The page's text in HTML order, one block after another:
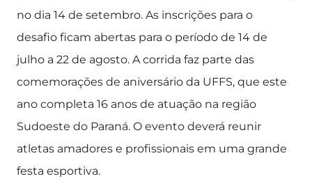
no dia 14 de setembro. As inscrições para o
desafio ficam abertas para o período de 14 de
julho a 22 de agosto. A corrida faz parte das
comemorações de aniversário da UFFS, que este
ano completa 16 anos de atuação na região
Sudoeste do Paraná. O evento deverá reunir
atletas amadores e profissionais em uma grande
festa esportiva.